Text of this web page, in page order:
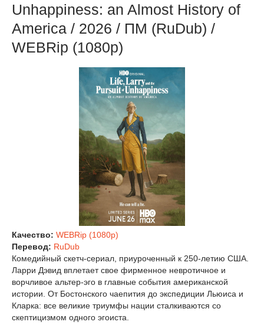
Unhappiness: an Almost History of
America / 2026 / ПМ (RuDub) /
WEBRip (1080р)
Качество: WEBRip (1080p)
Перевод: RuDub
Комедийный скетч-сериал, приуроченный к 250-летию США.
Ларри Дэвид вплетает свое фирменное невротичное и
ворчливое альтер-эго в главные события американской
истории. От Бостонского чаепития до экспедиции Льюиса и
Кларка: все великие триумфы нации сталкиваются со
скептицизмом одного эгоиста.